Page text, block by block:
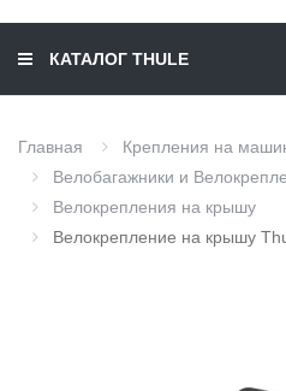
КАТАЛОГ THULE
Главная
Крепления на
Велобагажники и
Велокрепления на крышу
Велокрепление на крышу